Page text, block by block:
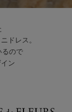
ドレス。
るので
ン